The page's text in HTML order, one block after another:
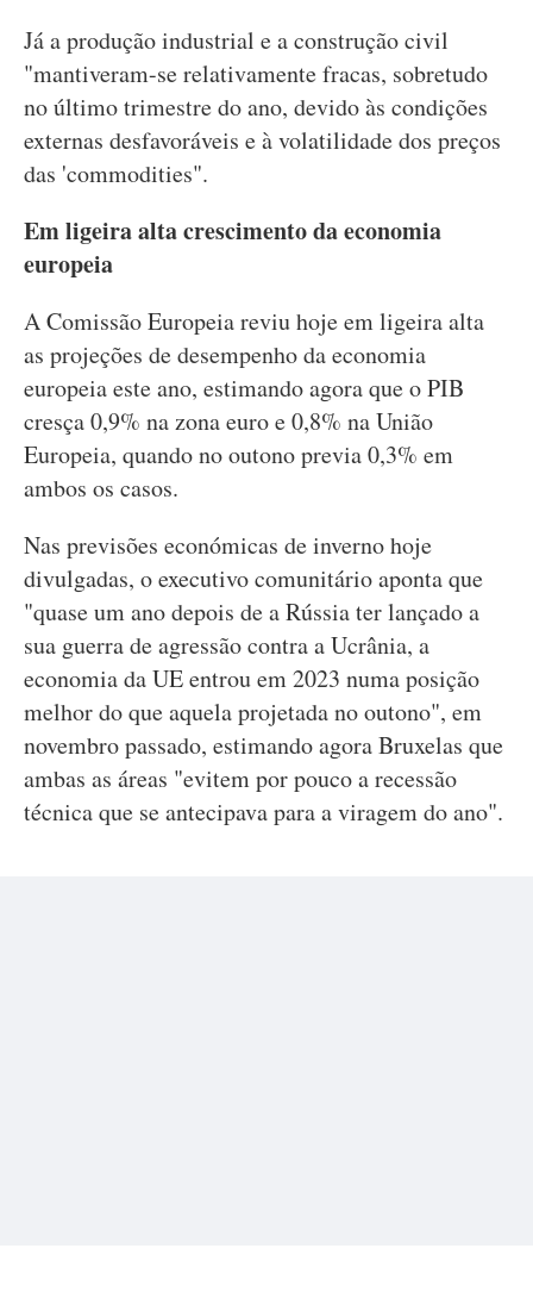
Já a produção industrial e a construção civil
"mantiveram-se relativamente fracas, sobretudo
no último trimestre do ano, devido às condições
externas desfavoráveis e à volatilidade dos preços
das 'commodities".
Em ligeira alta crescimento da economia
europeia
A Comissão Europeia reviu hoje em ligeira alta
as projeções de desempenho da economia
europeia este ano, estimando agora que o PIB
cresça 0,9% na zona euro e 0,8% na União
Europeia, quando no outono previa 0,3% em
ambos os casos.
Nas previsões económicas de inverno hoje
divulgadas, o executivo comunitário aponta que
"quase um ano depois de a Rússia ter lançado a
sua guerra de agressão contra a Ucrânia, a
economia da UE entrou em 2023 numa posição
melhor do que aquela projetada no outono", em
novembro passado, estimando agora Bruxelas que
ambas as áreas "evitem por pouco a recessão
técnica que se antecipava para a viragem do ano".